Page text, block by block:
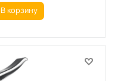
В корзину